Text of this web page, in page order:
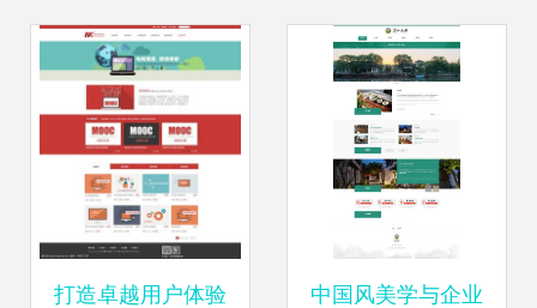
打造卓越用户体验 中国风美学与企业